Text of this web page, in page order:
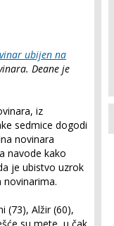
ubijen na
Deane je
iz
sedmice dogodi
novinara
navode kako
je ubistvo uzrok
novinarima.
(73), Alžir (60),